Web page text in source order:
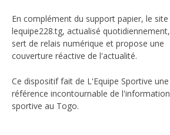
En complément du support papier, le site
lequipe228.tg, actualisé quotidiennement,
sert de relais numérique et propose une
couverture réactive de l'actualité.
Ce dispositif fait de L'Equipe Sportive une
référence incontournable de l'information
sportive au Togo.